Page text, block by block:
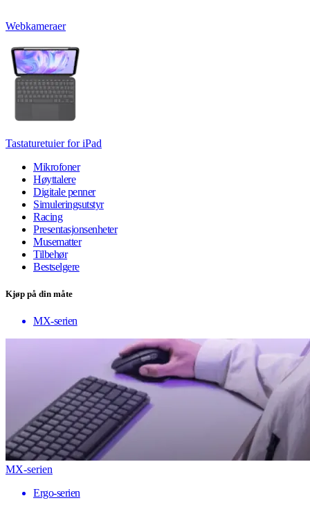
Webkameraer
Tastaturetuier for iPad
Mikrofoner
Høyttalere
Digitale penner
Simuleringsutstyr
Racing
Presentasjonsenheter
Musematter
Tilbehør
Bestselgere
Kjøp på din måte
MX-serien
MX-serien
Ergo-serien